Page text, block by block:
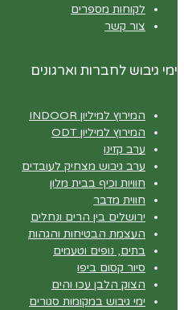
לקוחות מספרים
צור קשר
ימי גיבוש לחברות וארגונים
המירוץ למיליון INDOOR
המירוץ למיליון ODT
ערב קזינו
ערב גיבוש מצחיק לעובדים
חוויות וכיף בבית מלון
חווית מדבר
ירושלים בין הרים ונחלים
העצמת הבטיחות והגהות
בתים, נופים וטעמים
סיור קסום ביפו
הצוק הלבן עכו והים
ימי גיבוש במקומות סגורים